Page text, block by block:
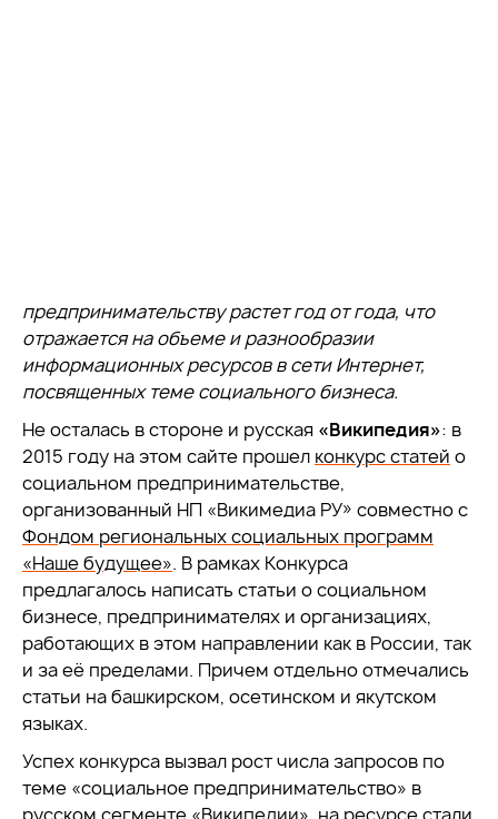
предпринимательству растет год от года, что
отражается на объеме и разнообразии
информационных ресурсов в сети Интернет,
посвященных теме социального бизнеса.
Не осталась в стороне и русская «Википедия»: в
2015 году на этом сайте прошел конкурс статей о
социальном предпринимательстве,
организованный НП «Викимедиа РУ» совместно с
Фондом региональных социальных программ
«Наше будущее». В рамках Конкурса
предлагалось написать статьи о социальном
бизнесе, предпринимателях и организациях,
работающих в этом направлении как в России, так
и за её пределами. Причем отдельно отмечались
статьи на башкирском, осетинском и якутском
языках.
Успех конкурса вызвал рост числа запросов по
теме «социальное предпринимательство» в